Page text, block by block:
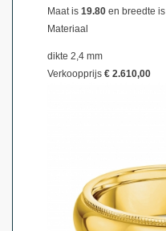
Maat is 19.80 en breedte is
Materiaal
dikte 2,4 mm
Verkoopprijs € 2.610,00